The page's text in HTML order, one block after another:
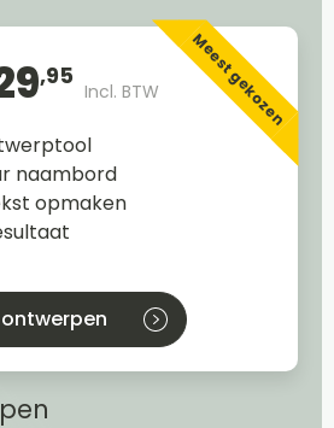
,95
Incl. BTW Meest gekozen
naambord
opmaken